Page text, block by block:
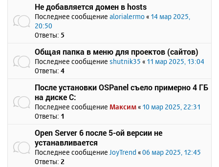
Не добавляется домен в hosts
Последнее сообщение alorialermo « 14 мар 2025,
20:50
Ответы: 5
Общая папка в меню для проектов (сайтов)
Последнее сообщение shutnik35 « 11 мар 2025, 13:04
Ответы: 4
После установки OSPanel съело примерно 4 ГБ
на диске C:
Последнее сообщение Максим « 10 мар 2025, 22:31
Ответы: 1
Open Server 6 после 5-ой версии не
устанавливается
Последнее сообщение JoyTrend «06 мар 2025, 12:45
Ответы: 2